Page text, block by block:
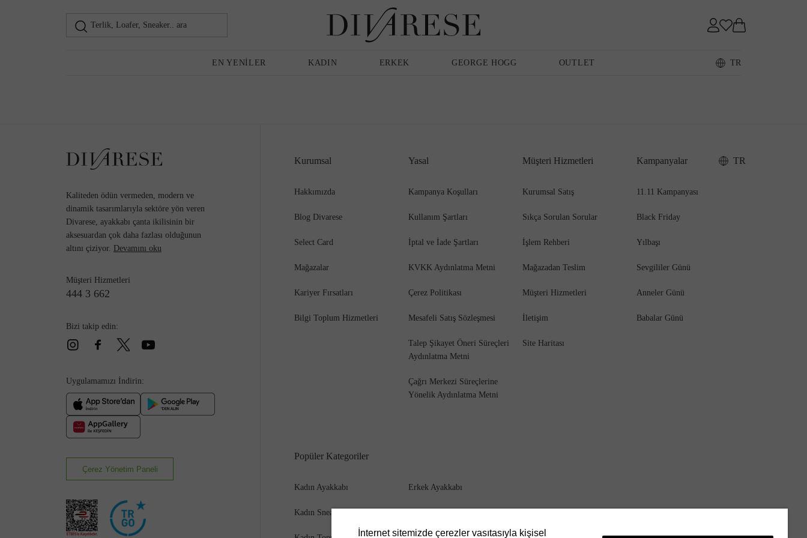
Terlik, Loafer, Sneaker.. ara
EN YENILER KADIN
Babet Espadril
ERKEK
Sneaker Terlik Espadril
GEORGE HOGG OUTLET TR
Kaliteden ödün vermeden, modern ve
dinamik tasarımlarıyla sektöre yön veren
Divarese, ayakkabı çanta ikilisinin bir
aksesuardan çok daha fazlası olduğunun
altını çiziyor. Devamını oku
Müşteri Hizmetleri
444 3 662
Bizi takip edin:
Uygulamamızı İndirin:
Çerez Yönetim Paneli
Kurumsal
Hakkımızda
Blog Divarese
Select Card
Mağazalar
Kariyer Fırsatları
Bilgi Toplum Hizmetleri
Yasal
Kampanya Koşulları
Kullanım Şartları
İptal ve İade Şartları
KVKK Aydınlatma Metni
Çerez Politikası
Mesafeli Satış Sözleşmesi
Talep Şikayet Öneri Süreçleri
Aydınlatma Metni
Çağrı Merkezi Süreçlerine
Yönelik Aydınlatma Metni
Müşteri Hizmetleri
Kurumsal Satış
Sıkça Sorulan Sorular
İşlem Rehberi
Mağazadan Teslim
Müşteri Hizmetleri
İletişim
Site Haritası
Kampanyalar
11.11 Kampanyası
Black Friday
Yılbaşı
Sevgililer Günü
Anneler Günü
Babalar Günü
Popüler Kategoriler
Kadın Ayakkabı
Kadın Sneaker
Erkek Ayakkabı
TR
İnternet sitemizde çerezler vasıtasıyla kişisel